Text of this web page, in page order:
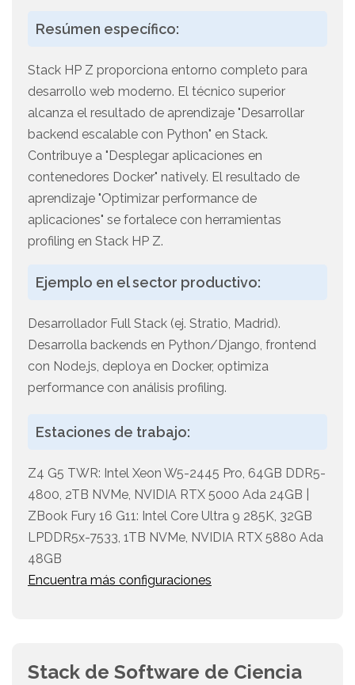
Resúmen específico:
Stack HP Z proporciona entorno completo para
desarrollo web moderno. El técnico superior
alcanza el resultado de aprendizaje "Desarrollar
backend escalable con Python" en Stack.
Contribuye a "Desplegar aplicaciones en
contenedores Docker" natively. El resultado de
aprendizaje "Optimizar performance de
aplicaciones" se fortalece con herramientas
profiling en Stack HP Z.
Ejemplo en el sector productivo:
Desarrollador Full Stack (ej. Stratio, Madrid).
Desarrolla backends en Python/Django, frontend
con Node.js, deploya en Docker, optimiza
performance con análisis profiling.
Estaciones de trabajo:
Z4 G5 TWR: Intel Xeon W5-2445 Pro, 64GB DDR5-
4800, 2TB NVMe, NVIDIA RTX 5000 Ada 24GB |
ZBook Fury 16 G11: Intel Core Ultra 9 285K, 32GB
LPDDR5x-7533, 1TB NVMe, NVIDIA RTX 5880 Ada
48GB
Encuentra más configuraciones
Stack de Software de Ciencia